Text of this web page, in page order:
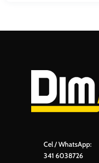
Cel / WhatsApp:
341 6038726